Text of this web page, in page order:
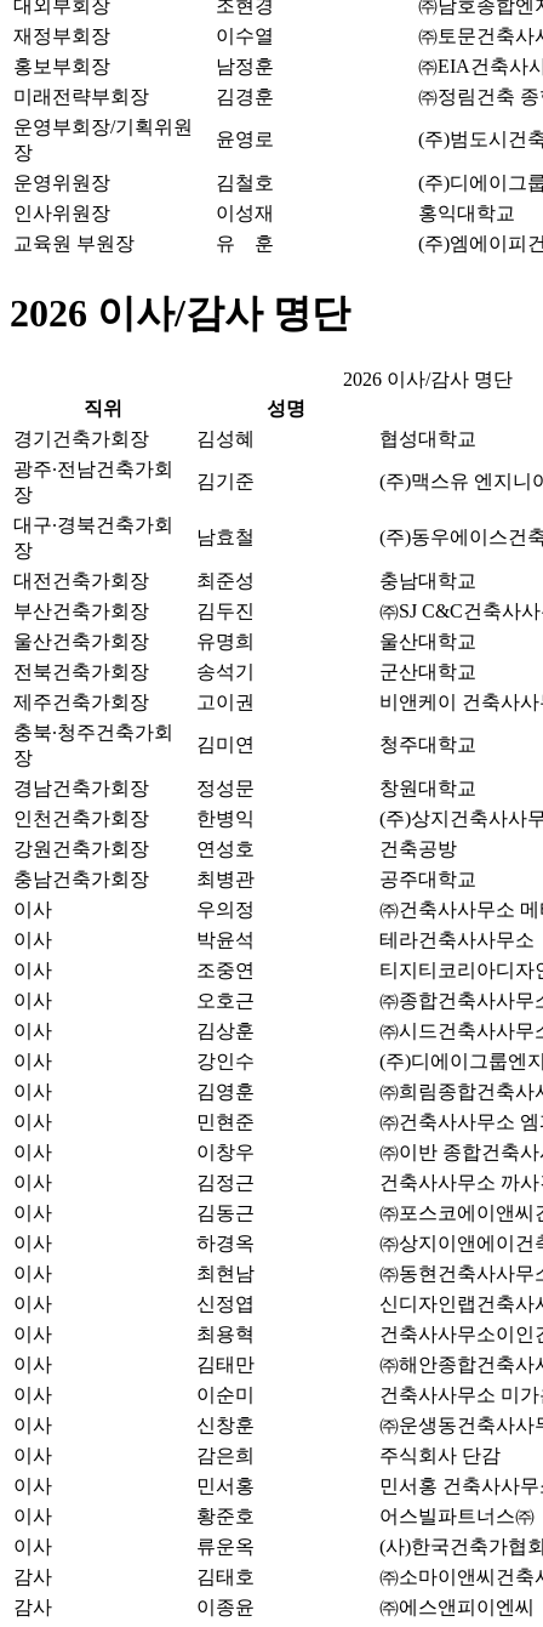
대외부회장 조현경
㈜남호종합엔
재정부회장
이수열
㈜토문건축사
홍보부회장
남정훈
㈜EIA건축사
미래전략부회장
김경훈
㈜정림건축
운영부회장/기획위원
장
윤영로 (주)범도시건
운영위원장 김철호
(주)디에이그
인사위원장
이성재
홍익대학교
교육원 부원장
유 훈 (주)엠에이피
2026 이사/감사 명단
2026 이사/감사 명단
직위
성명
경기건축가회장
김성혜
협성대학교
광주∙전남건축가회
장
김기준 (주)맥스유 엔지니
대구∙경북건축가회
장
남효철 (주)동우에이스건
대전건축가회장 최준성
충남대학교
부산건축가회장
김두진
㈜SJ C&C건축사
울산건축가회장
유명희
울산대학교
전북건축가회장
송석기
군산대학교
제주건축가회장
고이권
비앤케이 건축사
충북∙청주건축가회
장
김미연 청주대학교
경남건축가회장 정성문
창원대학교
인천건축가회장
한병익
(주)상지건축사사
강원건축가회장
연성호
건축공방
충남건축가회장
최병관
공주대학교
이사
우의정
㈜건축사사무소 메
이사
박윤석
테라건축사사무소
이사
조중연
티지티코리아디자
이사
오호근
㈜종합건축사사무
이사
김상훈
㈜시드건축사사무
이사
강인수
(주)디에이그룹엔
이사
김영훈
㈜희림종합건축사
이사
민현준
㈜건축사사무소
이사
이창우
㈜이반 종합건축
이사
김정근
건축사사무소 까
이사
김동근
㈜포스코에이앤씨
이사
하경옥
㈜상지이앤에이건
이사
최현남
㈜동현건축사사무
이사
신정엽
신디자인랩건축사
이사
최용혁
건축사사무소이인
이사
김태만
㈜해안종합건축사
이사
이순미
건축사사무소 미가
이사
신창훈
㈜운생동건축사사
이사
감은희
주식회사 단감
이사
민서홍
민서홍 건축사사무
이사
황준호
어스빌파트너스㈜
이사
류운옥
(사)한국건축가협
감사
김태호
㈜소마이앤씨건축
감사
이종윤 ㈜에스앤피이엔씨